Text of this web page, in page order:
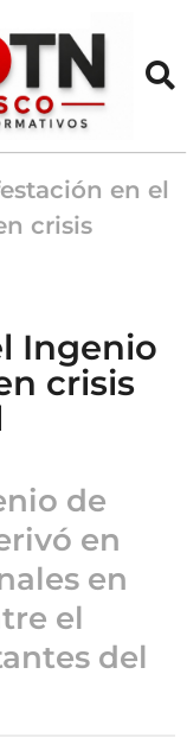
en el
crisis
Ingenio
crisis
de
en
en
el
del